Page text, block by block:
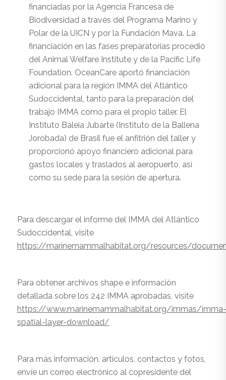
financiadas por la Agencia Francesa de
Biodiversidad a través del Programa Marino y
Polar de la UICN y por la Fundación Mava. La
financiación en las fases preparatorias procedió
del Animal Welfare Institute y de la Pacific Life
Foundation. OceanCare aportó financiación
adicional para la región IMMA del Atlántico
Sudoccidental, tanto para la preparación del
trabajo IMMA como para el propio taller. El
Instituto Baleia Jubarte (Instituto de la Ballena
Jorobada) de Brasil fue el anfitrión del taller y
proporcionó apoyo financiero adicional para
gastos locales y traslados al aeropuerto, así
como su sede para la sesión de apertura.
Para descargar el informe del IMMA del Atlántico
Sudoccidental, visite
https://marinemammalhabitat.org/resources/
Para obtener archivos shape e información
detallada sobre los 242 IMMA aprobadas, visite
https://www.marinemammalhabitat.org/immas/imma-
spatial-layer-download/
Para más información, artículos, contactos y fotos,
envíe un correo electrónico al copresidente del